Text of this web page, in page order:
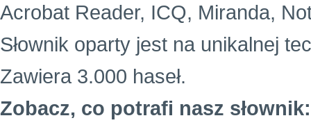
Acrobat Reader, ICQ, Miranda,
Słownik oparty jest na unikalnej
Zawiera 3.000 haseł.
Zobacz, co potrafi nasz słownik: